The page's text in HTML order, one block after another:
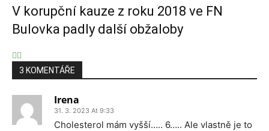
V korupční kauze z roku 2018 ve FN
Bulovka padly další obžaloby
3 KOMENTÁŘE
Irena
31. 3. 2023 At 9:33
Cholesterol mám vyšší….. 6….. Ale vlastně je to